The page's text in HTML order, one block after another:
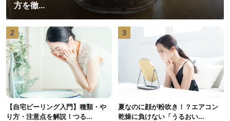
方を徹...
2
【自宅ピーリング入門】種類・や
り方・注意点を解説！つる...
3
夏なのに顔が粉吹き！？エアコン
乾燥に負けない「うるおい...